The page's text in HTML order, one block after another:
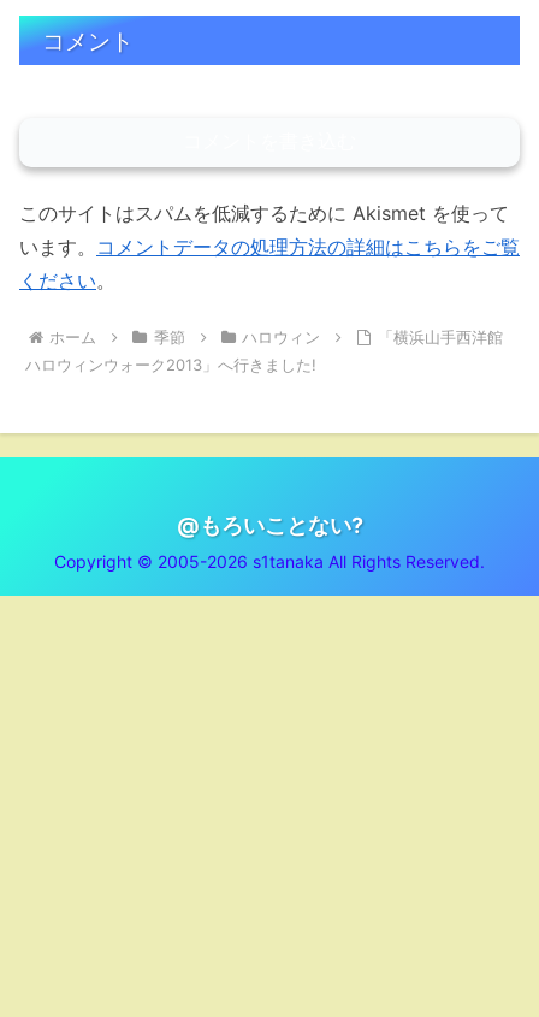
コメント
このサイトはスパムを低減するために Akismet を使って
います。 コメントデータの処理方法の詳細はこちらをご覧
ください。
ホーム 季節 ハロウィン
「横浜山手西洋館
ハロウィンウォーク2013」へ行きました!
@もろいことない?
Copyright © 2005-2026 s1tanaka All Rights Reserved.